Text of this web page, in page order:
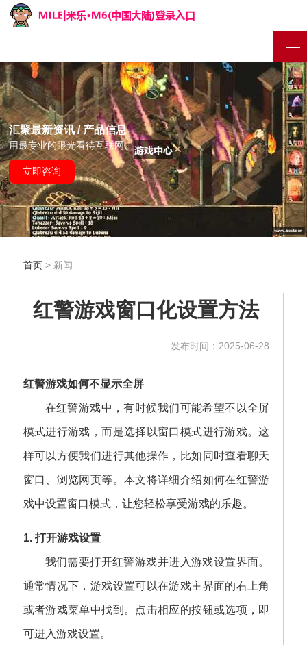
汇聚最新资讯 / 产品信息
用最专业的眼光看待互联网
立即咨询
首页> 新闻
红警游戏窗口化设置方法
发布时间：2025-06-28
红警游戏如何不显示全屏
在红警游戏中，有时候我们可能希望不以全屏
模式进行游戏，而是选择以窗口模式进行游戏。这
样可以方便我们进行其他操作，比如同时查看聊天
窗口、浏览网页等。本文将详细介绍如何在红警游
戏中设置窗口模式，让您轻松享受游戏的乐趣。
1. 打开游戏设置
我们需要打开红警游戏并进入游戏设置界面。
通常情况下，游戏设置可以在游戏主界面的右上角
或者游戏菜单中找到。点击相应的按钮或选项，即
可进入游戏设置。